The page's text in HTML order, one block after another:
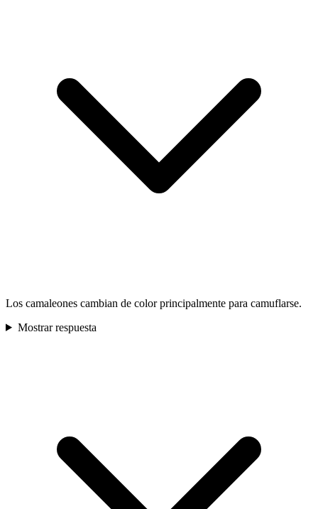
Los camaleones cambian de color principalmente para camuflarse.
Mostrar respuesta